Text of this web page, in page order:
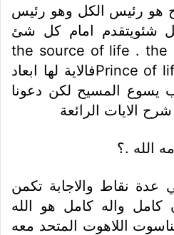
هو رئيس الكل وهو رئيس
شئويتقدم امام كل شئ
وفي التراجم الانجليزية the source of life . the
Prince of life . originator of lifeفالاية لها ابعاد
يسوع المسيح لكن دعونا
الايات الرائعة
الله .؟
عدة نقاط والاجابة تكمن
واله كامل هو الله
اللاهوت المتحد معه